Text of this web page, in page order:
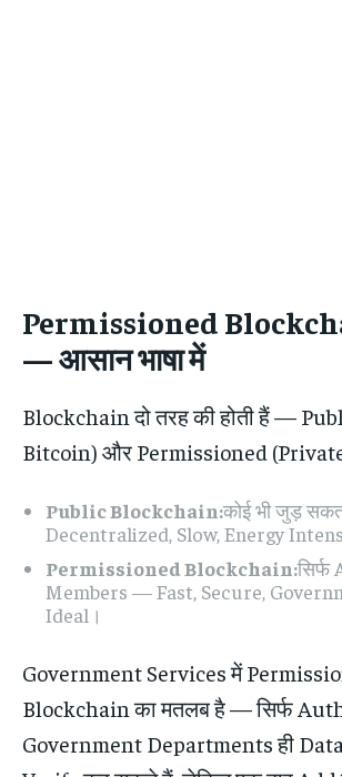
Permissioned
— आसान भाषा में
Blockchain दो तरह की होती हैं —
Bitcoin) और Permissioned
Public Blockchain:कोई भी जुड़
Decentralized, Slow, Energy
Permissioned Blockchain:
Members — Fast, Secure,
Ideal।
Government Services में
Blockchain का मतलब है — सिर्फ
Government Departments ही